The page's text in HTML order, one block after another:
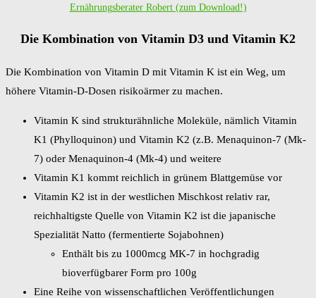
Ernährungsberater Robert (zum Download!)
Die Kombination von Vitamin D3 und Vitamin K2
Die Kombination von Vitamin D mit Vitamin K ist ein Weg, um
höhere Vitamin-D-Dosen risikoärmer zu machen.
Vitamin K sind strukturähnliche Moleküle, nämlich Vitamin
K1 (Phylloquinon) und Vitamin K2 (z.B. Menaquinon-7 (Mk-
7) oder Menaquinon-4 (Mk-4) und weitere
Vitamin K1 kommt reichlich in grünem Blattgemüse vor
Vitamin K2 ist in der westlichen Mischkost relativ rar,
reichhaltigste Quelle von Vitamin K2 ist die japanische
Spezialität Natto (fermentierte Sojabohnen)
Enthält bis zu 1000mcg MK-7 in hochgradig
bioverfügbarer Form pro 100g
Eine Reihe von wissenschaftlichen Veröffentlichungen